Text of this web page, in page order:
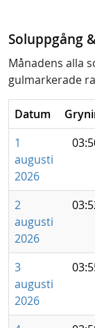
Soluppgång
Månadens alla
gulmarkerade
Datum
1
augusti
2026
2
augusti
2026
3
augusti
2026